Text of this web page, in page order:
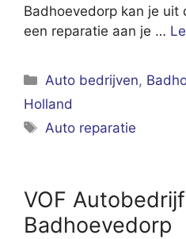
Badhoevedorp kan je uit
een reparatie aan je …
Categorieën
Auto bedrijven,
Holland
Tags
Auto reparatie
VOF
Badhoevedorp